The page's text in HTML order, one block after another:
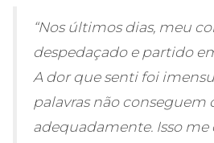
“Nos últimos dias, meu
despedaçado e partido
A dor que senti foi
palavras não conseguem
adequadamente. Isso